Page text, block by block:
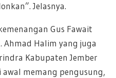
Jelasnya.
Gus Fawait
Ahmad Halim yang juga
Kabupaten Jember
memang pengusung,